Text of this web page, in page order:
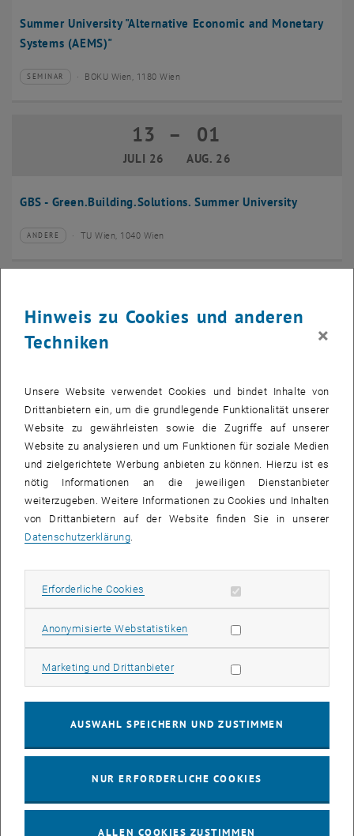
Summer University "Alternative Economic and Monetary
Systems (AEMS)"
Veranstaltungstyp:
SEMINAR
Veranstaltungsort:BOKU Wien, 1180 Wien
GBS - Green.Building.Solutions. Summer University
13
JULI 26
13 Juli 2026 bis 01 August 2026
– 01
AUG. 26
Veranstaltungstyp:
ANDERE
Veranstaltungsort:TU Wien, 1040 Wien
JULI 26 JULI 26
Veranstaltungstyp:
KONFERENZ
Veranstaltungsort:TU Wien, 1040 Wien
EMBA Online Info Session mit Dekan Prof. Dr. Wolfgang
28 Juli 2026
28
JULI 26
16:00-bis
17:00
INFORMATIONSVERANSTALTUNG Online, via Zoom
Info Session Learning Journey Turin
03
INFORMATIONSVERANSTALTUNG Online, Via Zoom
Hinweis zu Cookies und anderen
Techniken
×
Unsere Website verwendet Cookies und bindet Inhalte von
Drittanbietern ein, um die grundlegende Funktionalität unserer
Website zu gewährleisten sowie die Zugriffe auf unserer
Website zu analysieren und um Funktionen für soziale Medien
und zielgerichtete Werbung anbieten zu können. Hierzu ist es
nötig Informationen an die jeweiligen Dienstanbieter
weiterzugeben. Weitere Informationen zu Cookies und Inhalten
von Drittanbietern auf der Website finden Sie in unserer
Datenschutzerklärung
Erforderliche Cookies Erforderliche Cookies zulassen
Anonymisierte WebstatistikenStatistik Cookies zulassen
Marketing und DrittanbieterMarketing Cookies zulassen
AUSWAHL SPEICHERN UND ZUSTIMMEN
NUR ERFORDERLICHE COOKIES
ALLEN COOKIES ZUSTIMMEN